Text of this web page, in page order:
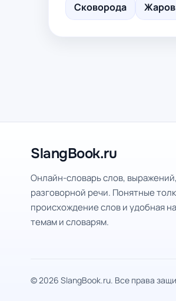
Сковорода
SlangBook.ru
Онлайн-словарь слов,
разговорной речи. Понятные
происхождение слов и удобная
темам и словарям.
© 2026 SlangBook.ru. Все права